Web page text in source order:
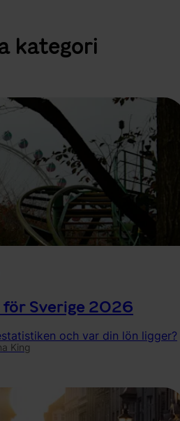
kategori
Sverige 2026
och var din lön ligger?
King